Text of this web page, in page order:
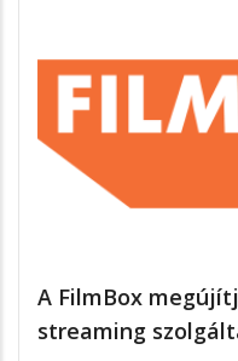
A FilmBox
streaming